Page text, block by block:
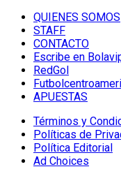
QUIENES SOMOS
STAFF
CONTACTO
Escribe en
RedGol
APUESTAS
Términos y
Políticas de
Política Editorial
Ad Choices